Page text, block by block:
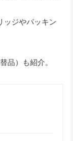
ッジやパッキン
品）も紹介。